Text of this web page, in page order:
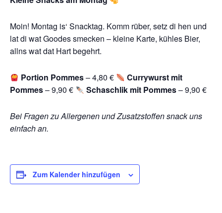
Moin! Montag is‘ Snacktag. Komm rüber, setz di hen und
lat di wat Goodes smecken – kleine Karte, kühles Bier,
allns wat dat Hart begehrt.
Portion Pommes– 4,80 €
Currywurst mit
Pommes– 9,90 € Schaschlik mit Pommes– 9,90 €
Bei Fragen zu Allergenen und Zusatzstoffen snack uns
einfach an.
Zum Kalender hinzufügen